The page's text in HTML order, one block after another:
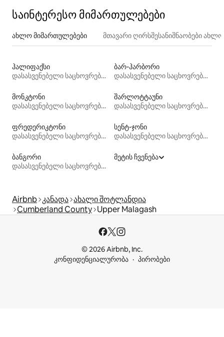
საინტერესო მიმართულებები
ახლო მიმართულებები მთავარი ღირსშესანიშნაობები
ჰალიფაქსი
დასასვენებელი საცხოვრებლები
ბარ-ჰარბორი
დასასვენებელი საცხოვრებლები
მონკტონი
დასასვენებელი საცხოვრებლები
შარლოტტაუნი
დასასვენებელი საცხოვრებლები
ფრედერიკტონი
დასასვენებელი საცხოვრებლები
სენტ-ჯონი
დასასვენებელი საცხოვრებლები
ბანგორი
დასასვენებელი საცხოვრებლები
მეტის ჩვენება
Airbnb კანადა ახალი შოტლანდია
Cumberland County Upper Malagash
© 2026 Airbnb, Inc.
კონფიდენციალურობა
პირობები